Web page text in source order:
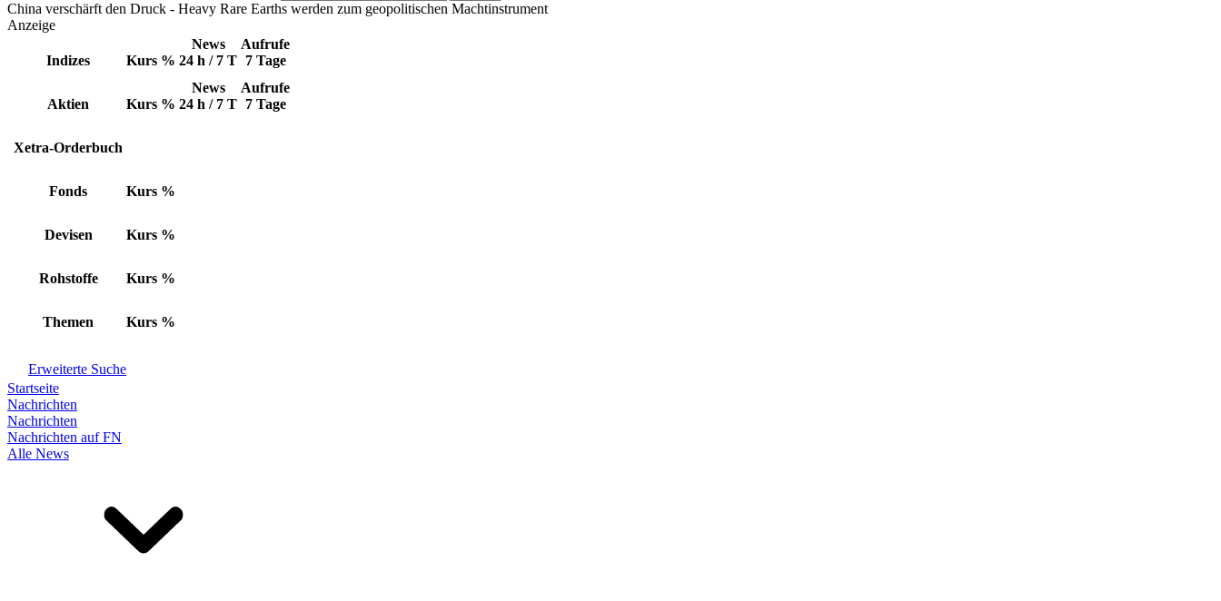
China verschärft den Druck - Heavy Rare Earths werden zum geopolitischen Machtinstrument
Anzeige
Indizes Kurs %
News
24 h / 7 T
Aufrufe
7 Tage
Aktien Kurs %
News
24 h / 7 T
Aufrufe
7 Tage
Xetra-Orderbuch
Fonds Kurs %
Devisen Kurs %
Rohstoffe Kurs %
Themen Kurs %
Erweiterte Suche
Startseite
Nachrichten
Nachrichten
Nachrichten auf FN
Alle News